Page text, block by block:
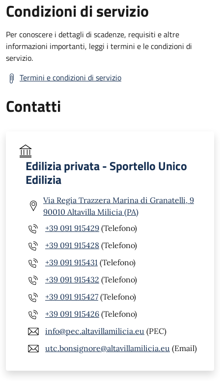
Condizioni di servizio
Per conoscere i dettagli di scadenze, requisiti e altre
informazioni importanti, leggi i termini e le condizioni di
servizio.
Termini e condizioni di servizio
Contatti
Edilizia privata - Sportello Unico
Edilizia
Via Regia Trazzera Marina di Granatelli, 9
90010 Altavilla Milicia (PA)
+39 091 915429 (Telefono)
+39 091 915428 (Telefono)
+39 091 915431 (Telefono)
+39 091 915432 (Telefono)
+39 091 915427 (Telefono)
+39 091 915426 (Telefono)
info@pec.altavillamilicia.eu (PEC)
utc.bonsignore@altavillamilicia.eu (Email)